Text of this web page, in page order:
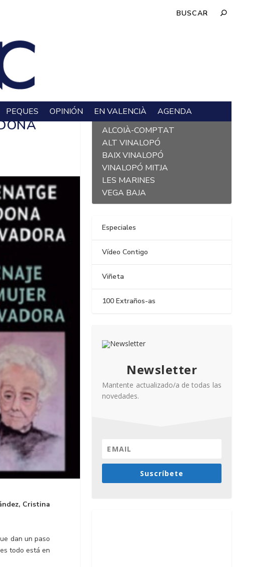
PEQUES OPINIÓN EN VALENCIÀ AGENDA
Cristina
dan un paso
todo está en
L´ALACANTÍ
ALCOIÀ-COMPTAT
ALT VINALOPÓ
BAIX VINALOPÓ
VINALOPÓ MITJA
LES MARINES
VEGA BAJA
Especiales
Vídeo Contigo
Viñeta
100 Extraños-as
Newsletter
Mantente actualizado/a de todas las
novedades.
Suscríbete